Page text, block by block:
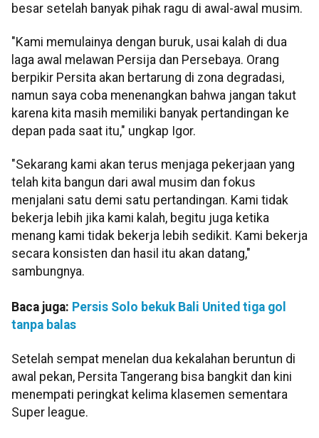
besar setelah banyak pihak ragu di awal-awal musim.
"Kami memulainya dengan buruk, usai kalah di dua
laga awal melawan Persija dan Persebaya. Orang
berpikir Persita akan bertarung di zona degradasi,
namun saya coba menenangkan bahwa jangan takut
karena kita masih memiliki banyak pertandingan ke
depan pada saat itu," ungkap Igor.
"Sekarang kami akan terus menjaga pekerjaan yang
telah kita bangun dari awal musim dan fokus
menjalani satu demi satu pertandingan. Kami tidak
bekerja lebih jika kami kalah, begitu juga ketika
menang kami tidak bekerja lebih sedikit. Kami bekerja
secara konsisten dan hasil itu akan datang,"
sambungnya.
Baca juga: Persis Solo bekuk Bali United tiga gol
tanpa balas
Setelah sempat menelan dua kekalahan beruntun di
awal pekan, Persita Tangerang bisa bangkit dan kini
menempati peringkat kelima klasemen sementara
Super league.